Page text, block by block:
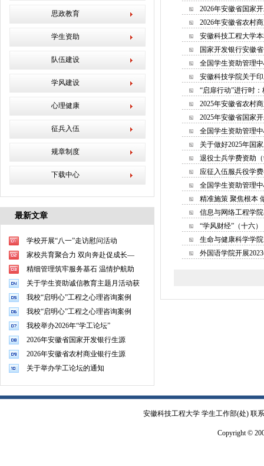
思政教育
学生资助
队伍建设
学风建设
心理健康
征兵入伍
规章制度
下载中心
最新文章
学校开展“八一”走访慰问活动
家校共育聚合力 双向奔赴促成长—
精细管理筑牢服务基石 温情护航助
关于学生资助诚信教育主题月活动获
我校“启明心”工程之心理咨询案例
我校“启明心”工程之心理咨询案例
我校举办2026年“学工论坛”
2026年安徽省国家开发银行生源
2026年安徽省农村商业银行生源
关于举办学工论坛的通知
2026年安徽省国家
2026年安徽省农村
安徽科技工程大学
国家开发银行安徽
全国学生资助管理
安徽科技学院关于
“启扉行动”进行时
2025年安徽省农村
2025年安徽省国家
全国学生资助管理
关于做好2025年国
退役士兵学费资助
应征入伍服兵役学
全国学生资助管理
精准施策 聚焦根本
信息与网络工程学
“学风财经”（十六
生命与健康科学学
外国语学院开展
安徽科技工程大学 学生工作部(处) 联
Copyright ©